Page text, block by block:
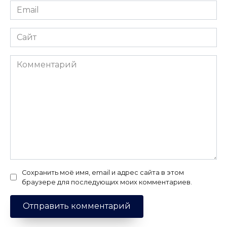
Email
*
Сайт
Комментарий
Сохранить моё имя, email и адрес сайта в этом
браузере для последующих моих комментариев.